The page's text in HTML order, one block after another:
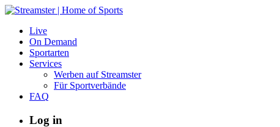
Live
On Demand
Sportarten
Services
Werben auf Streamster
Für Sportverbände
FAQ
Log in